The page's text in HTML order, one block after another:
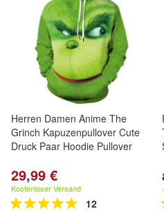
Herren Damen Anime The
Grinch Kapuzenpullover Cute
Druck Paar Hoodie Pullover
29,99 €
Kostenloser Versand
12